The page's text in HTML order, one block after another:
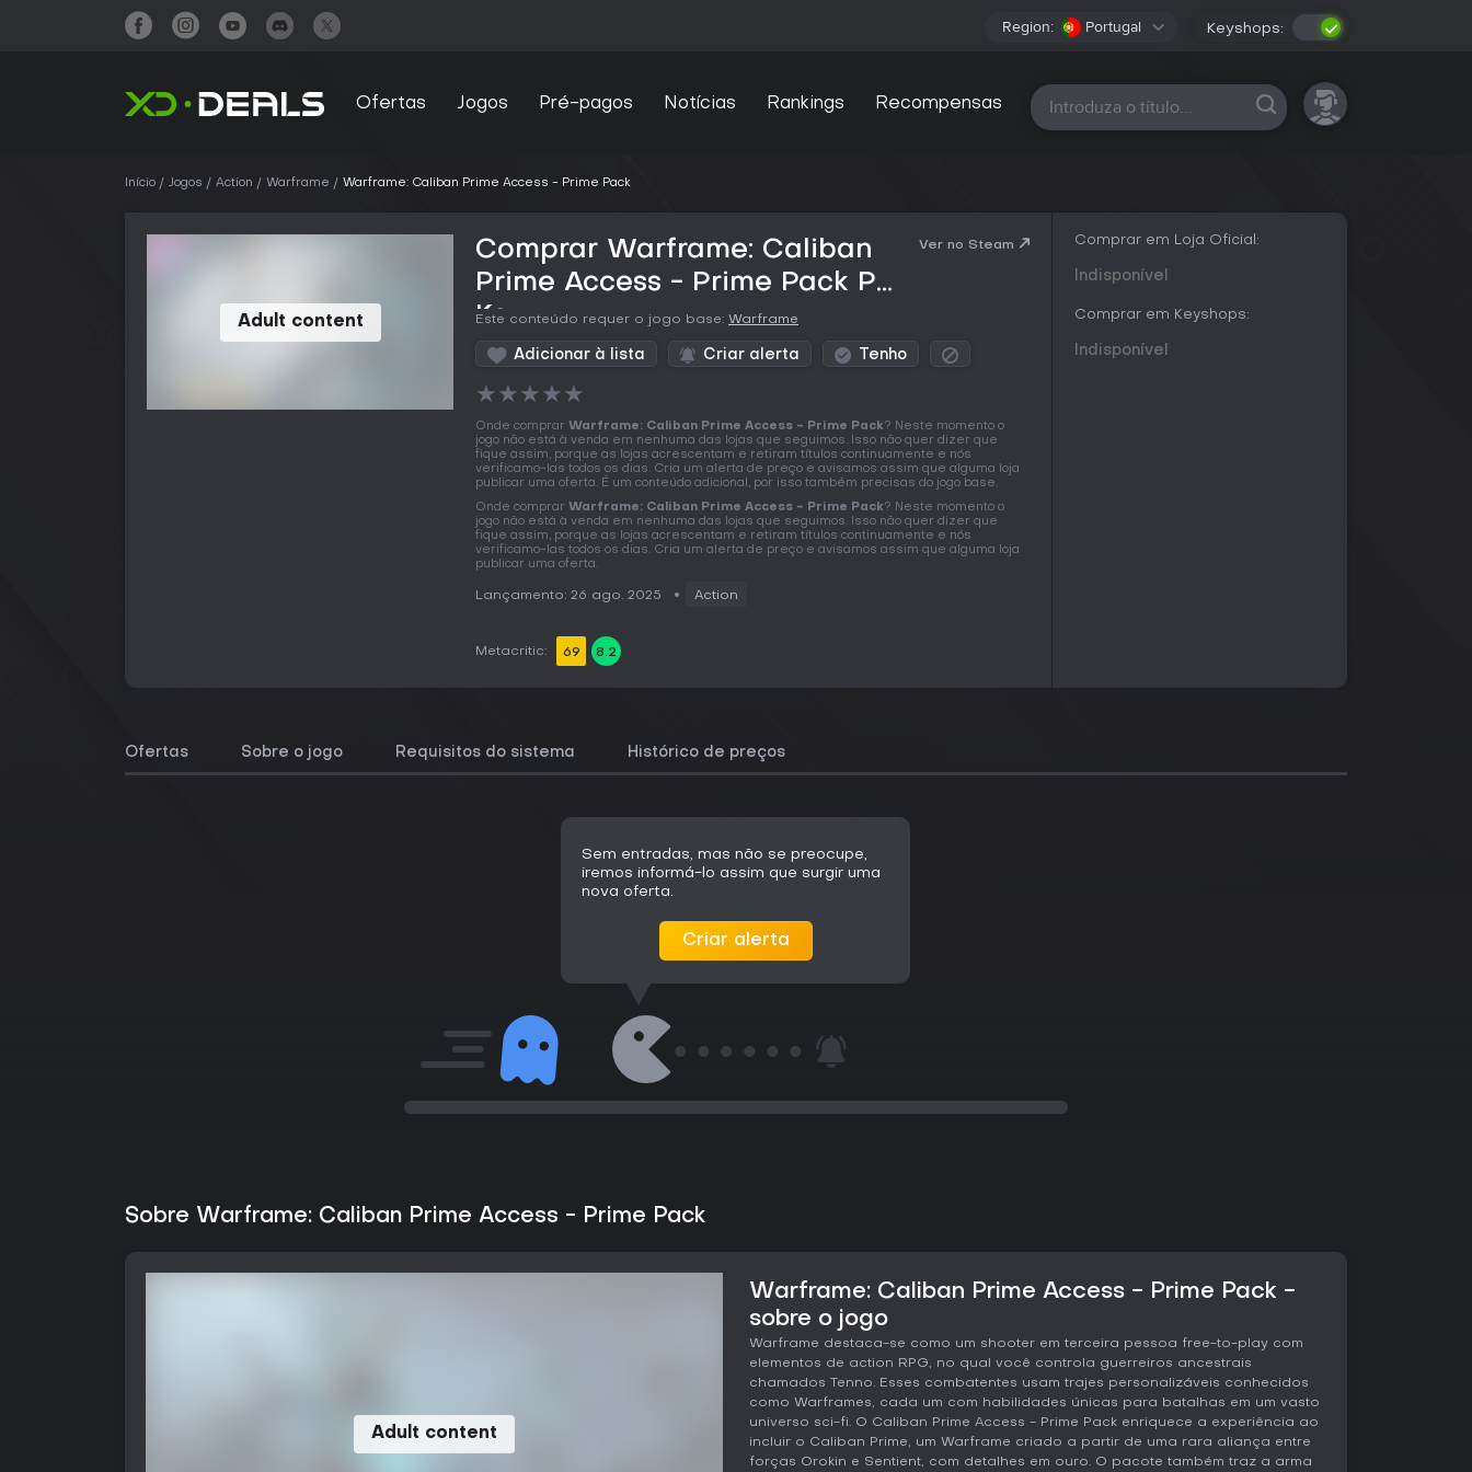
Region: Portugal Keyshops:
Ofertas Jogos Pré-pagos Notícias Rankings Recompensas Todas as plataformas
Início Jogos Action Warframe Warframe: Caliban Prime Access - Prime Pack
Adult content
Comprar Warframe: Caliban
Prime Access - Prime Pack PC
Key
Ver no Steam
Este conteúdo requer o jogo base: Warframe
Adicionar à lista Criar alerta Tenho
★★★★★
Onde comprar Warframe: Caliban Prime Access - Prime Pack? Neste momento o
jogo não está à venda em nenhuma das lojas que seguimos. Isso não quer dizer que
fique assim, porque as lojas acrescentam e retiram títulos continuamente e nós
verificamo-las todos os dias. Cria um alerta de preço e avisamos assim que alguma loja
publicar uma oferta. É um conteúdo adicional, por isso também precisas do jogo base.
Onde comprar Warframe: Caliban Prime Access - Prime Pack? Neste momento o
jogo não está à venda em nenhuma das lojas que seguimos. Isso não quer dizer que
fique assim, porque as lojas acrescentam e retiram títulos continuamente e nós
verificamo-las todos os dias. Cria um alerta de preço e avisamos assim que alguma loja
publicar uma oferta.
Lançamento: 26 ago. 2025 Action
Metacritic: 69 8.2
Comprar em Loja Oficial:
Indisponível
Comprar em Keyshops:
Indisponível
Ofertas Sobre o jogo Requisitos do sistema Histórico de preços
Sem entradas, mas não se preocupe,
iremos informá-lo assim que surgir uma
nova oferta.
Criar alerta
Sobre Warframe: Caliban Prime Access - Prime Pack
Adult content Adult content
Warframe: Caliban Prime Access - Prime Pack -
sobre o jogo
Warframe destaca-se como um shooter em terceira pessoa free-to-play com
elementos de action RPG, no qual você controla guerreiros ancestrais
chamados Tenno. Esses combatentes usam trajes personalizáveis conhecidos
como Warframes, cada um com habilidades únicas para batalhas em um vasto
universo sci-fi. O Caliban Prime Access - Prime Pack enriquece a experiência ao
incluir o Caliban Prime, um Warframe criado a partir de uma rara aliança entre
forças Orokin e Sentient, com detalhes em ouro. O pacote também traz a arma